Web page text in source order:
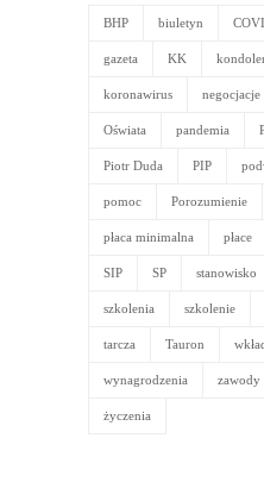
BHP biuletyn
gazeta KK
koronawirus negocjacje
Oświata pandemia
Piotr Duda PIP
pomoc Porozumienie
płaca minimalna płace
SIP SP stanowisko
szkolenia szkolenie
tarcza Tauron
wynagrodzenia zawody
życzenia